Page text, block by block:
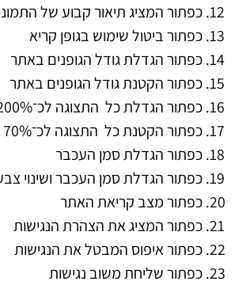
כפתור המציג תיאור קבוע של
כפתור ביטול שימוש בגופן קריא
כפתור הגדלת גודל הגופנים באתר
כפתור הקטנת גודל הגופנים באתר
כפתור הגדלת כל התצוגה לכ־200%
כפתור הקטנת כל התצוגה לכ־70%
כפתור הגדלת סמן העכבר
כפתור הגדלת סמן העכבר ושינוי
כפתור מצב קריאת האתר
כפתור המציג את הצהרת הנגישות
כפתור איפוס המבטל את הנגישות
כפתור שליחת משוב נגישות